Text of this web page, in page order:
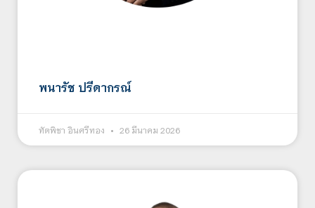
พนารัช ปรีดากรณ์
ทัตพิชา อินศรีทอง 26 มีนาคม 2026